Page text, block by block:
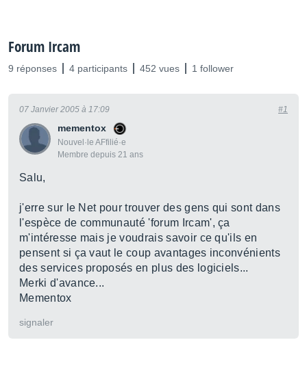
Forum Ircam
9 réponses 4 participants 452 vues 1 follower
mementox
Nouvel·le AFfilié·e
Membre depuis 21 ans
07 Janvier 2005 à 17:09 #1
Salu,
j'erre sur le Net pour trouver des gens qui sont dans
l'espèce de communauté 'forum Ircam', ça
m'intéresse mais je voudrais savoir ce qu'ils en
pensent si ça vaut le coup avantages inconvénients
des services proposés en plus des logiciels...
Merki d'avance...
Mementox
signaler